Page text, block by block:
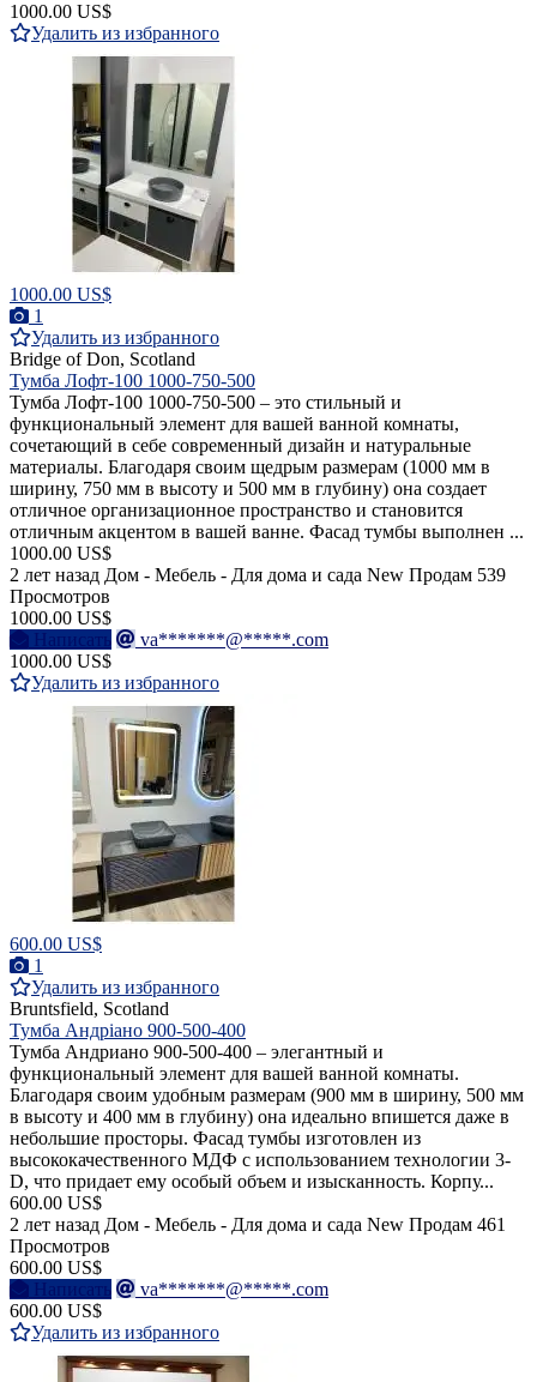
1000.00 US$
Удалить из избранного
1000.00 US$
1
Удалить из избранного
Bridge of Don, Scotland
Тумба Лофт-100 1000-750-500
Тумба Лофт-100 1000-750-500 – это стильный и
функциональный элемент для вашей ванной комнаты,
сочетающий в себе современный дизайн и натуральные
материалы. Благодаря своим щедрым размерам (1000 мм в
ширину, 750 мм в высоту и 500 мм в глубину) она создает
отличное организационное пространство и становится
отличным акцентом в вашей ванне. Фасад тумбы выполнен ...
1000.00 US$
2 лет назад Дом - Мебель - Для дома и сада New Продам 539
Просмотров
1000.00 US$
Написать
va*******@*****.com
1000.00 US$
Удалить из избранного
600.00 US$
1
Удалить из избранного
Bruntsfield, Scotland
Тумба Андріано 900-500-400
Тумба Андриано 900-500-400 – элегантный и
функциональный элемент для вашей ванной комнаты.
Благодаря своим удобным размерам (900 мм в ширину, 500 мм
в высоту и 400 мм в глубину) она идеально впишется даже в
небольшие просторы. Фасад тумбы изготовлен из
высококачественного МДФ с использованием технологии 3-
D, что придает ему особый объем и изысканность. Корпу...
600.00 US$
2 лет назад Дом - Мебель - Для дома и сада New Продам 461
Просмотров
600.00 US$
Написать
va*******@*****.com
600.00 US$
Удалить из избранного